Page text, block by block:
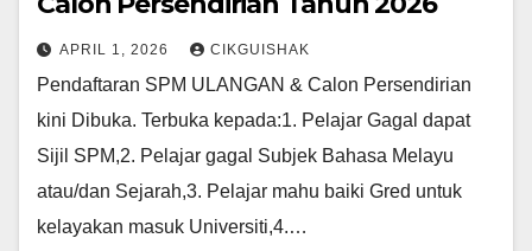
APRIL 1, 2026 CIKGUISHAK
Pendaftaran SPM ULANGAN & Calon Persendirian
kini Dibuka. Terbuka kepada:1. Pelajar Gagal dapat
Sijil SPM,2. Pelajar gagal Subjek Bahasa Melayu
atau/dan Sejarah,3. Pelajar mahu baiki Gred untuk
kelayakan masuk Universiti,4.…